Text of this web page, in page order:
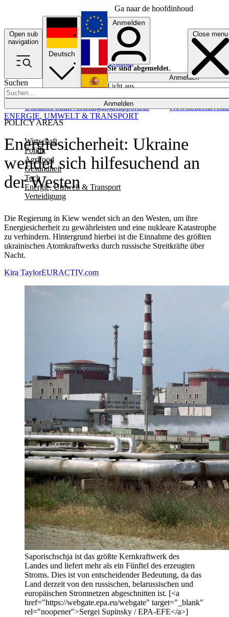
Ga naar de hoofdinhoud
Open sub
navigation
Close menu
Suchen
Anmelden
POLICY AREAS
Wirtschaft
Politik
Agrifood
Gesundheit
Tech
Energie, Umwelt & Transport
Verteidigung
UkrainePolitikVerteidigungRapporteur NewslettersEvents
Deutsch
English
Français
Anmelden
Sie sind abgemeldet.
Anmelden
Licht aus
Energiesicherheit: Ukraine
wendet sich hilfesuchend an
der Westen
Die Regierung in Kiew wendet sich an den Westen, um ihre
Energiesicherheit zu gewährleisten und eine nukleare Katastrophe
zu verhindern. Hintergrund hierbei ist die Einnahme des größten
ukrainischen Atomkraftwerks durch russische Streitkräfte über
Nacht.
ENERGIE, UMWELT & TRANSPORT
Kira TaylorEURACTIV.com
Saporischschja ist das größte Kernkraftwerk des
Landes und liefert mehr als ein Fünftel des erzeugten
Stroms. Dies ist von entscheidender Bedeutung, da das
Land derzeit von den russischen, belarussischen und
europäischen Stromnetzen abgeschnitten ist. [<a
href="https://webgate.epa.eu/webgate" target="_blank"
rel="noopener">Sergei Supinsky / EPA-EFE</a>]